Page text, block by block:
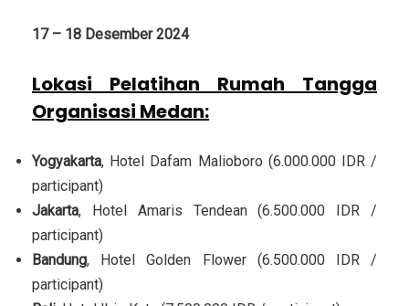
17 – 18 Desember 2024
Lokasi Pelatihan Rumah Tangga
Organisasi Medan:
Yogyakarta, Hotel Dafam Malioboro (6.000.000 IDR /
participant)
Jakarta, Hotel Amaris Tendean (6.500.000 IDR /
participant)
Bandung, Hotel Golden Flower (6.500.000 IDR /
participant)